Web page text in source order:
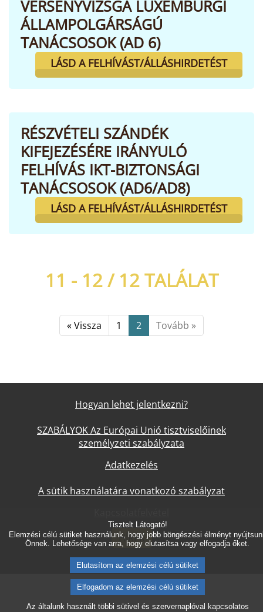
Tisztelt Látogató!
Elemzési célú sütiket használunk, hogy jobb böngészési élményt
Önnek. Lehetősége van arra, hogy elutasítsa vagy elfogadja őket.
Elutasítom az elemzési célú sütiket
Elfogadom az elemzési célú sütiket
Az általunk használt többi sütivel és szervernaplóval kapcsolatos
VERSENYVIZSGA LUXEMBURGI
ÁLLAMPOLGÁRSÁGÚ
TANÁCSOSOK (AD 6)
LÁSD A FELHÍVÁST/ÁLLÁSHIRDETÉST
RÉSZVÉTELI SZÁNDÉK
KIFEJEZÉSÉRE IRÁNYULÓ
FELHÍVÁS IKT-BIZTONSÁGI
TANÁCSOSOK (AD6/AD8)
LÁSD A FELHÍVÁST/ÁLLÁSHIRDETÉST
11 - 12 /12TALÁLAT
« Vissza 1 2 Tovább »
Hogyan lehet jelentkezni?
SZABÁLYOK Az Európai Unió tisztviselőinek
személyzeti szabályzata
Adatkezelés
A sütik használatára vonatkozó szabályzat
HÍREK